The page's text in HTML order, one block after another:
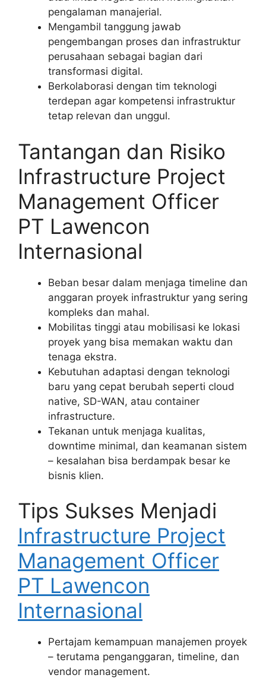
pengalaman manajerial.
Mengambil tanggung jawab
pengembangan proses dan infrastruktur
perusahaan sebagai bagian dari
transformasi digital.
Berkolaborasi dengan tim teknologi
terdepan agar kompetensi infrastruktur
tetap relevan dan unggul.
Tantangan dan Risiko
Infrastructure Project
Management Officer
PT Lawencon
Internasional
Beban besar dalam menjaga timeline dan
anggaran proyek infrastruktur yang sering
kompleks dan mahal.
Mobilitas tinggi atau mobilisasi ke lokasi
proyek yang bisa memakan waktu dan
tenaga ekstra.
Kebutuhan adaptasi dengan teknologi
baru yang cepat berubah seperti cloud
native, SD-WAN, atau container
infrastructure.
Tekanan untuk menjaga kualitas,
downtime minimal, dan keamanan sistem
– kesalahan bisa berdampak besar ke
bisnis klien.
Tips Sukses Menjadi
Infrastructure Project
Management Officer
PT Lawencon
Internasional
Pertajam kemampuan manajemen proyek
– terutama penganggaran, timeline, dan
vendor management.